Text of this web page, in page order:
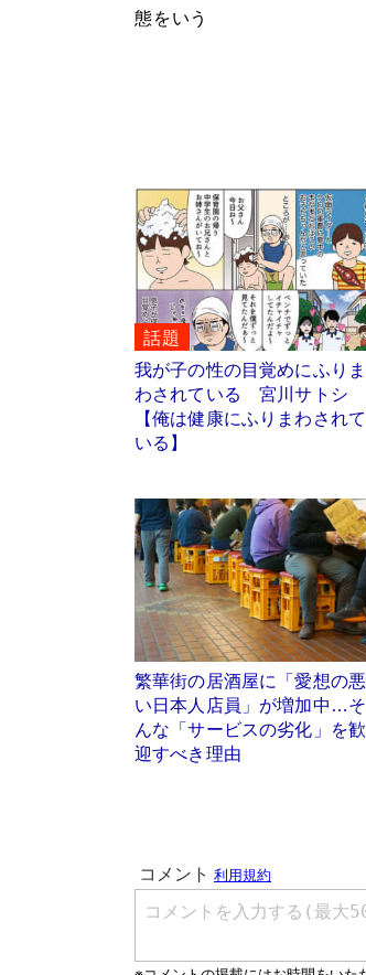
態をいう
話題
我が子の性の目覚めにふりま
わされている 宮川サトシ
【俺は健康にふりまわされて
いる】
繁華街の居酒屋に「愛想の悪
い日本人店員」が増加中…そ
んな「サービスの劣化」を歓
迎すべき理由